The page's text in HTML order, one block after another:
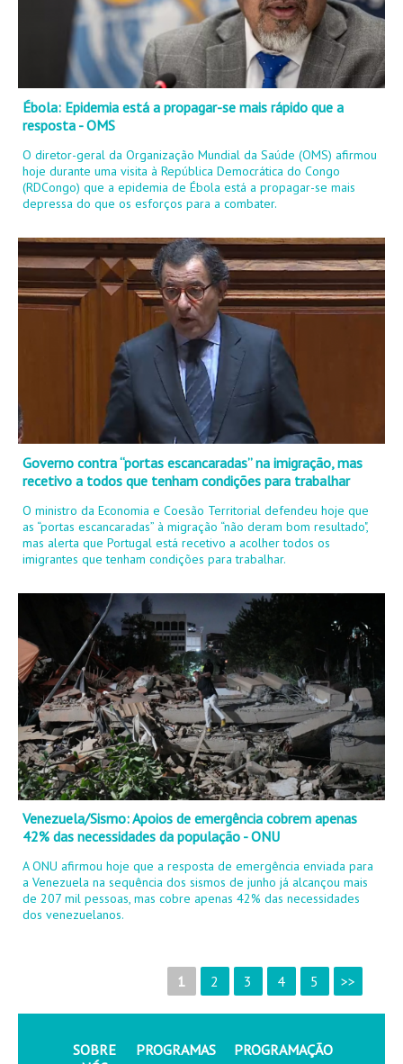
Ébola: Epidemia está a propagar-se mais rápido que a
resposta - OMS
O diretor-geral da Organização Mundial da Saúde (OMS) afirmou
hoje durante uma visita à República Democrática do Congo
(RDCongo) que a epidemia de Ébola está a propagar-se mais
depressa do que os esforços para a combater.
Governo contra “portas escancaradas” na imigração, mas
recetivo a todos que tenham condições para trabalhar
O ministro da Economia e Coesão Territorial defendeu hoje que
as “portas escancaradas” à migração “não deram bom resultado",
mas alerta que Portugal está recetivo a acolher todos os
imigrantes que tenham condições para trabalhar.
Venezuela/Sismo: Apoios de emergência cobrem apenas
42% das necessidades da população - ONU
A ONU afirmou hoje que a resposta de emergência enviada para
a Venezuela na sequência dos sismos de junho já alcançou mais
de 207 mil pessoas, mas cobre apenas 42% das necessidades
dos venezuelanos.
1 2 3 4 5 >>
SOBRE
PROGRAMAS PROGRAMAÇÃO